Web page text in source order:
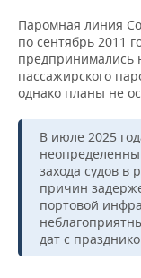
Паромная линия
по сентябрь 2011
предпринимались
пассажирского
однако планы не
В июле 2025
захода судов в
причин
портовой
дат с